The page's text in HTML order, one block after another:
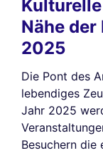
Nähe
2025
Die Pont des
lebendiges
Jahr 2025
Besuchern die